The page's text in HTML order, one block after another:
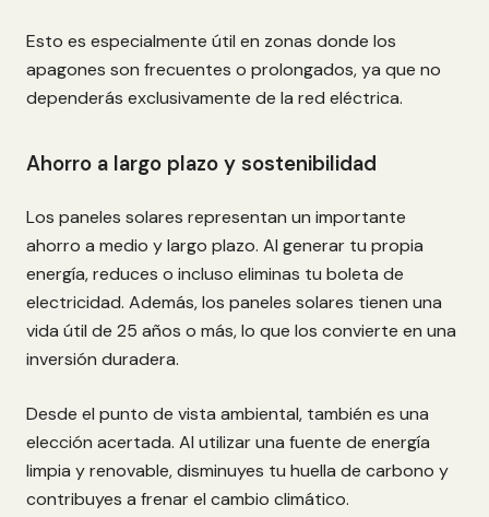
Esto es especialmente útil en zonas donde los
apagones son frecuentes o prolongados, ya que no
dependerás exclusivamente de la red eléctrica.
Ahorro a largo plazo y sostenibilidad
Los paneles solares representan un importante
ahorro a medio y largo plazo. Al generar tu propia
energía, reduces o incluso eliminas tu boleta de
electricidad. Además, los paneles solares tienen una
vida útil de 25 años o más, lo que los convierte en una
inversión duradera.
Desde el punto de vista ambiental, también es una
elección acertada. Al utilizar una fuente de energía
limpia y renovable, disminuyes tu huella de carbono y
contribuyes a frenar el cambio climático.